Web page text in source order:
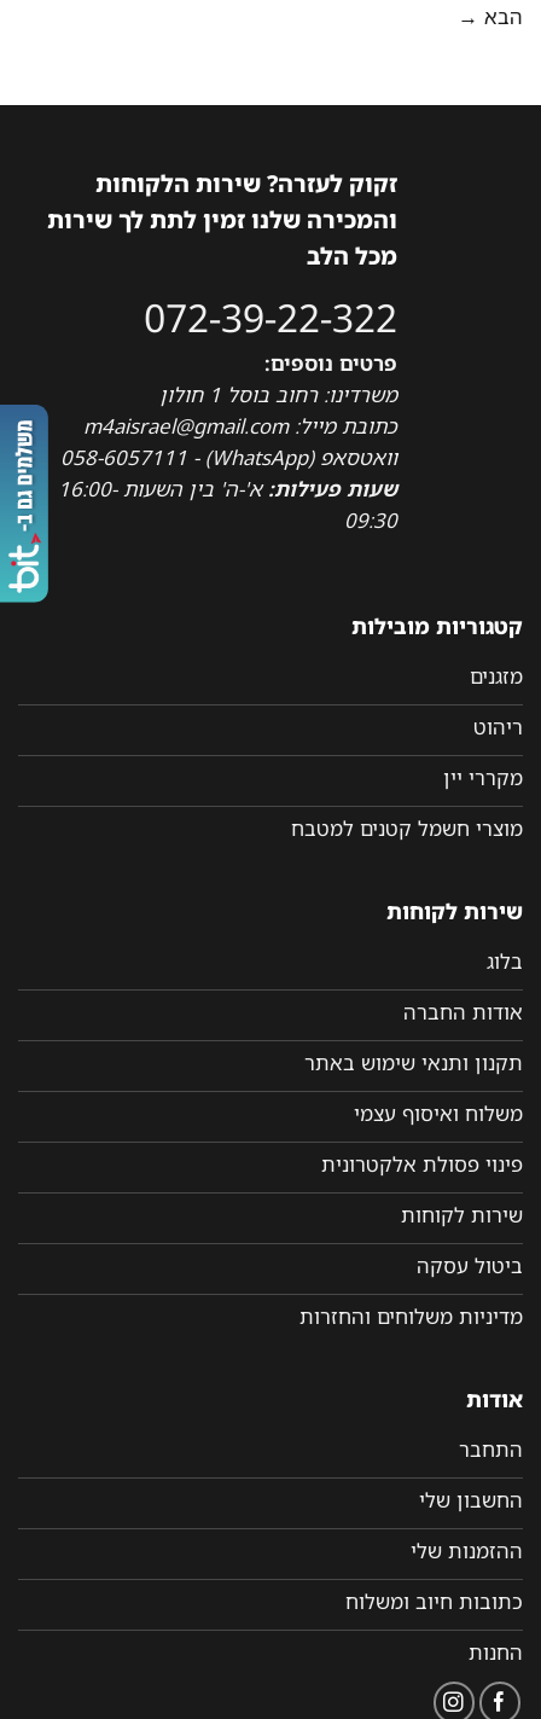
הבא →
זקוק לעזרה? שירות הלקוחות
והמכירה שלנו זמין לתת לך שירות
מכל הלב
072-39-22-322
פרטים נוספים:
משרדינו: רחוב בוסל 1 חולון
כתובת מייל: m4aisrael@gmail.com
וואטסאפ (WhatsApp) - 058-6057111
שעות פעילות:
א'-ה' בין השעות 16:00-
09:30
קטגוריות מובילות
מזגנים
ריהוט
מקררי יין
מוצרי חשמל קטנים למטבח
שירות לקוחות
בלוג
אודות החברה
תקנון ותנאי שימוש באתר
משלוח ואיסוף עצמי
פינוי פסולת אלקטרונית
שירות לקוחות
ביטול עסקה
מדיניות משלוחים והחזרות
אודות
התחבר
החשבון שלי
ההזמנות שלי
כתובות חיוב ומשלוח
החנות